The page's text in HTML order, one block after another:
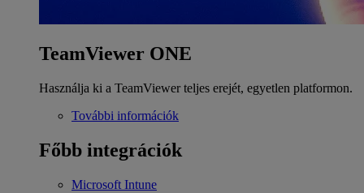
TeamViewer ONE
Használja ki a TeamViewer teljes erejét, egyetlen platformon.
További információk
Főbb integrációk
Microsoft Intune